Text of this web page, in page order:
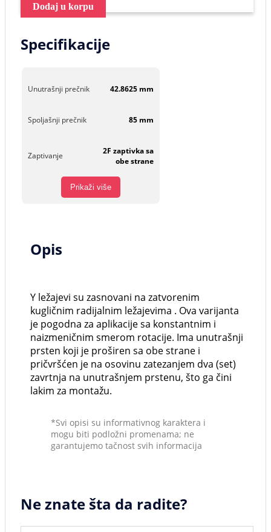
Dodaj u korpu
Specifikacije
Unutrašnji prečnik 42.8625 mm
Spoljašnji prečnik 85 mm
Zaptivanje
2F zaptivka sa
obe strane
Prikaži više
Opis
Y ležajevi su zasnovani na zatvorenim
kugličnim radijalnim ležajevima . Ova varijanta
je pogodna za aplikacije sa konstantnim i
naizmeničnim smerom rotacije. Ima unutrašnji
prsten koji je proširen sa obe strane i
pričvršćen je na osovinu zatezanjem dva (set)
zavrtnja na unutrašnjem prstenu, što ga čini
lakim za montažu.
*Svi opisi su informativnog karaktera i
mogu biti podložni promenama; ne
garantujemo tačnost svih informacija
Ne znate šta da radite?